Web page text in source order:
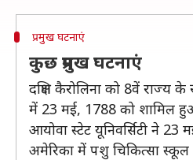
प्रमुख घटनाएं
कुछ प्रमुख घटनाएं
दक्षिण कैरोलिना को 8वें राज्य
में 23 मई, 1788 को शामिल
आयोवा स्टेट यूनिवर्सिटी ने 23
अमेरिका में पशु चिकित्सा स्कूल